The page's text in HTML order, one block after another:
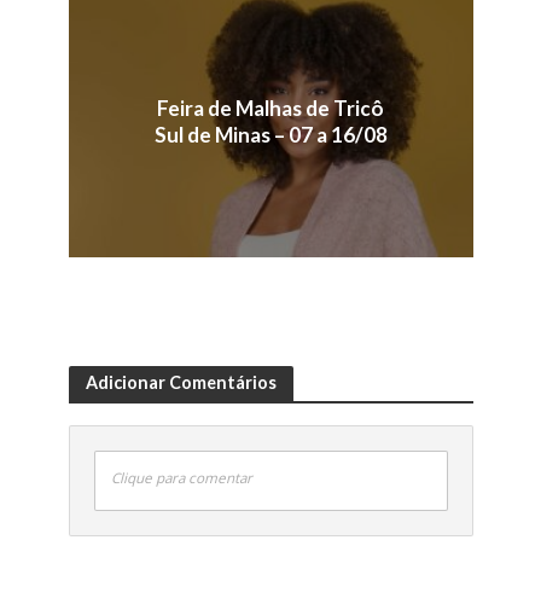
Feira de Malhas de Tricô
Sul de Minas – 07 a 16/08
Adicionar Comentários
Clique para comentar